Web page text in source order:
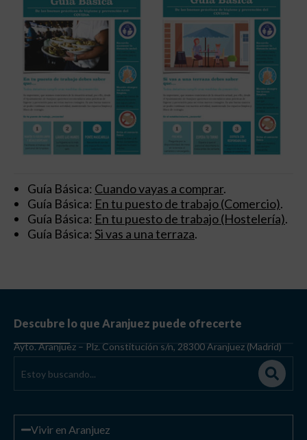
Guía Básica: Cuando vayas a comprar.
Guía Básica: En tu puesto de trabajo (Comercio).
Guía Básica: En tu puesto de trabajo (Hostelería).
Guía Básica: Si vas a una terraza.
Descubre lo que Aranjuez puede ofrecerte
Ayto. Aranjuez – Plz. Constitución s/n, 28300 Aranjuez (Madrid)
Vivir en Aranjuez